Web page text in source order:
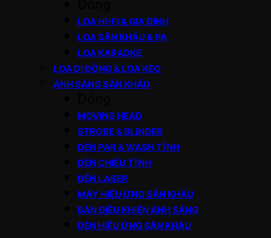
LOA HI-FI & GIA ĐÌNH
LOA SÂN KHẤU & PA
LOA KARAOKE
LOA DI ĐỘNG & LOA KÉO
ÁNH SÁNG SÂN KHẤU
MOVING HEAD
STROBE & BLINDER
ĐÈN PAR & WASH TĨNH
ĐÈN CHIẾU TĨNH
ĐÈN LASER
MÁY HIỆU ỨNG SÂN KHẤU
BÀN ĐIỀU KHIỂN ÁNH SÁNG
ĐÈN HIỆU ỨNG SÂN KHẤU